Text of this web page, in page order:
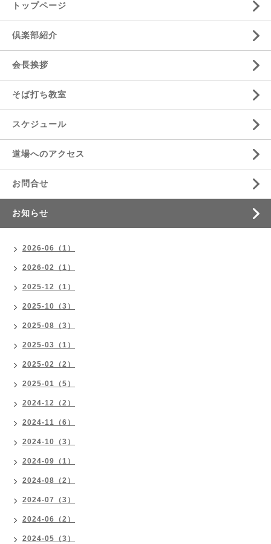
トップページ
倶楽部紹介
会長挨拶
そば打ち教室
スケジュール
道場へのアクセス
お問合せ
お知らせ
2026-06（1）
2026-02（1）
2025-12（1）
2025-10（3）
2025-08（3）
2025-03（1）
2025-02（2）
2025-01（5）
2024-12（2）
2024-11（6）
2024-10（3）
2024-09（1）
2024-08（2）
2024-07（3）
2024-06（2）
2024-05（3）